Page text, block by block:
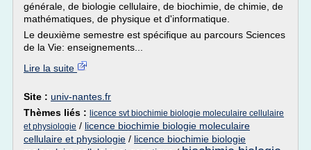
générale, de biologie cellulaire, de biochimie, de chimie, de
mathématiques, de physique et d'informatique.
Le deuxième semestre est spécifique au parcours Sciences
de la Vie: enseignements...
Lire la suite
Site : univ-nantes.fr
Thèmes liés : licence svt biochimie biologie moleculaire cellulaire
et physiologie / licence biochimie biologie moleculaire
cellulaire et physiologie / licence biochimie biologie